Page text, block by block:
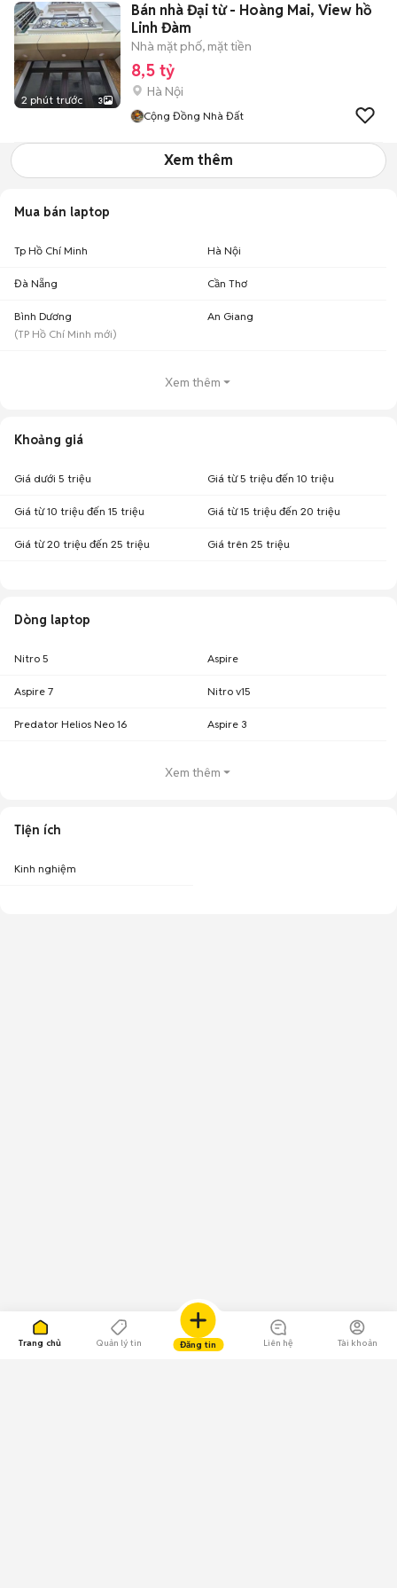
Trang chủ Quản lý tin Đăng tin Liên hệ Tài khoản
2 phút trước 3
Bán nhà Đại từ - Hoàng Mai, View hồ
Linh Đàm
Nhà mặt phố, mặt tiền
8,5 tỷ
Hà Nội
Cộng Đồng Nhà Đất
Xem thêm
Mua bán laptop
Tp Hồ Chí Minh Hà Nội
Đà Nẵng Cần Thơ
Bình Dương
(TP Hồ Chí Minh mới)
An Giang
Xem thêm
Khoảng giá
Giá dưới 5 triệu Giá từ 5 triệu đến 10 triệu
Giá từ 10 triệu đến 15 triệu Giá từ 15 triệu đến 20 triệu
Giá từ 20 triệu đến 25 triệu Giá trên 25 triệu
Dòng laptop
Nitro 5 Aspire
Aspire 7 Nitro v15
Predator Helios Neo 16 Aspire 3
Xem thêm
Tiện ích
Kinh nghiệm